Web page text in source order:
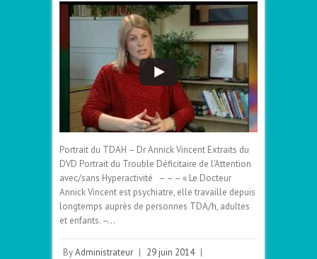
Portrait du TDAH – Dr Annick Vincent Extraits du
DVD Portrait du Trouble Déficitaire de l’Attention
avec/sans Hyperactivité – – – « Le Docteur
Annick Vincent est psychiatre, elle travaille depuis
longtemps auprès de personnes TDA/h, adultes
et enfants. –…
ByAdministrateur | 29 juin 2014 |